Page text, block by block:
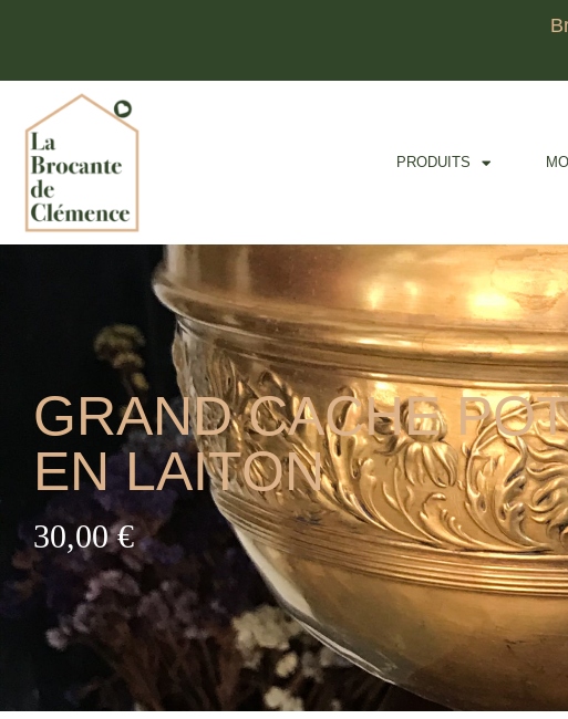
PRODUITS
GRAND CACHE POT
EN LAITON
30,00€